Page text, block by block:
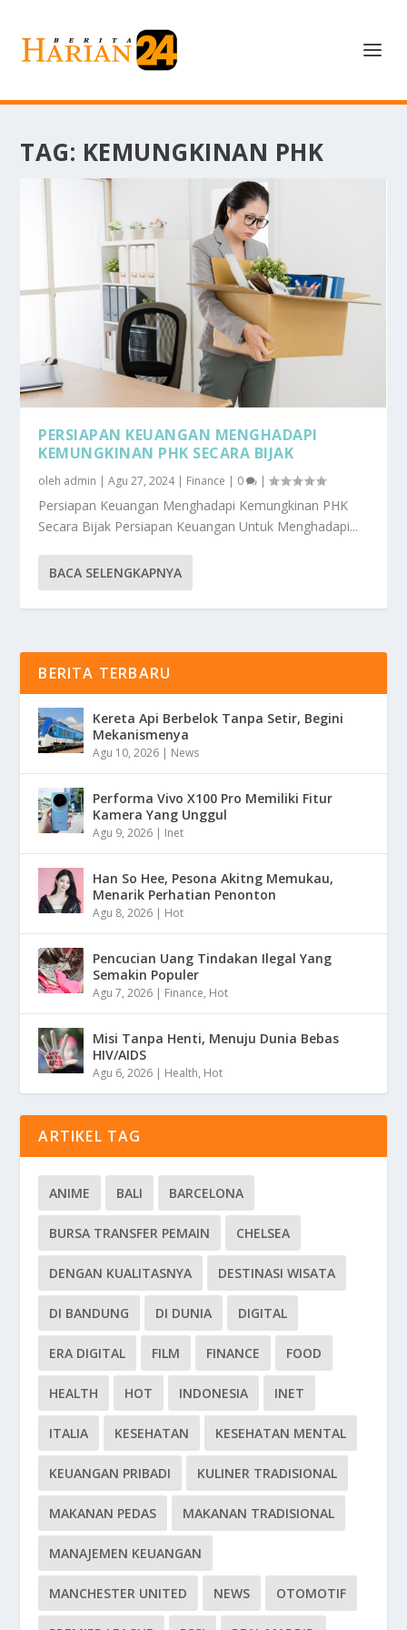
TAG: KEMUNGKINAN PHK
PERSIAPAN KEUANGAN MENGHADAPI
KEMUNGKINAN PHK SECARA BIJAK
oleh admin |Agu 27, 2024| Finance | 0 |
Persiapan Keuangan Menghadapi Kemungkinan PHK
Secara Bijak Persiapan Keuangan Untuk Menghadapi...
BACA SELENGKAPNYA
BERITA TERBARU
Kereta Api Berbelok Tanpa Setir, Begini
Mekanismenya
Agu 10, 2026 | News
Performa Vivo X100 Pro Memiliki Fitur
Kamera Yang Unggul
Agu 9, 2026 | Inet
Han So Hee, Pesona Akitng Memukau,
Menarik Perhatian Penonton
Agu 8, 2026 | Hot
Pencucian Uang Tindakan Ilegal Yang
Semakin Populer
Agu 7, 2026 | Finance, Hot
Misi Tanpa Henti, Menuju Dunia Bebas
HIV/AIDS
Agu 6, 2026 | Health, Hot
ARTIKEL TAG
ANIME BALI BARCELONA
BURSA TRANSFER PEMAIN CHELSEA
DENGAN KUALITASNYA DESTINASI WISATA
DI BANDUNG DI DUNIA DIGITAL
ERA DIGITAL FILM FINANCE FOOD
HEALTH HOT INDONESIA INET
ITALIA KESEHATAN KESEHATAN MENTAL
KEUANGAN PRIBADI KULINER TRADISIONAL
MAKANAN PEDAS MAKANAN TRADISIONAL
MANAJEMEN KEUANGAN
MANCHESTER UNITED NEWS OTOMOTIF